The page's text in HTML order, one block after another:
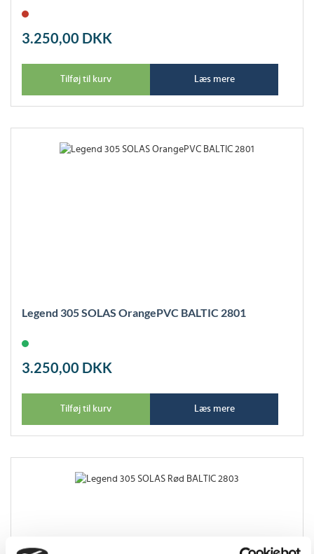
3.250,00 DKK
Tilføj til kurv Læs mere
Legend 305 SOLAS OrangePVC BALTIC 2801
3.250,00 DKK
Tilføj til kurv Læs mere